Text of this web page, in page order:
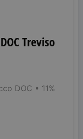
Treviso
DOC • 11%